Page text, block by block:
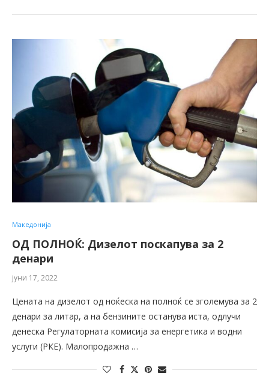
Македонија
ОД ПОЛНОЌ: Дизелот поскапува за 2
денари
јуни 17, 2022
Цената на дизелот од ноќеска на полноќ се зголемува за 2
денари за литар, а на бензините останува иста, одлучи
денеска Регулаторната комисија за енергетика и водни
услуги (РКЕ). Малопродажна …